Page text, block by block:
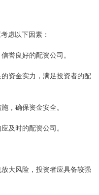
虑以下因素：
誉良好的配资公司。
资金实力，满足投资者的配
，确保资金安全。
及时的配资公司。
大风险，投资者应具备较强